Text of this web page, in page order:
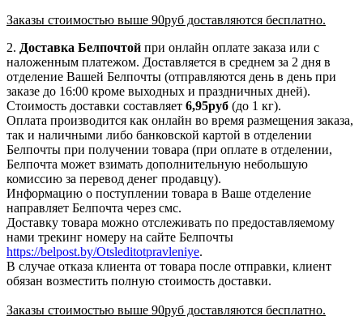
Заказы стоимостью выше 90руб доставляются бесплатно.
2. Доставка Белпочтой при онлайн оплате заказа или с
наложенным платежом. Доставляется в среднем за 2 дня в
отделение Вашей Белпочты (отправляются день в день при
заказе до 16:00 кроме выходных и праздничных дней).
Стоимость доставки составляет 6,95руб (до 1 кг).
Оплата производится как онлайн во время размещения заказа,
так и наличными либо банковской картой в отделении
Белпочты при получении товара (при оплате в отделении,
Белпочта может взимать дополнительную небольшую
комиссию за перевод денег продавцу).
Информацию о поступлении товара в Ваше отделение
направляет Белпочта через смс.
Доставку товара можно отслеживать по предоставляемому
нами трекинг номеру на сайте Белпочты
https://belpost.by/Otsleditotpravleniye.
В случае отказа клиента от товара после отправки, клиент
обязан возместить полную стоимость доставки.
Заказы стоимостью выше 90руб доставляются бесплатно.